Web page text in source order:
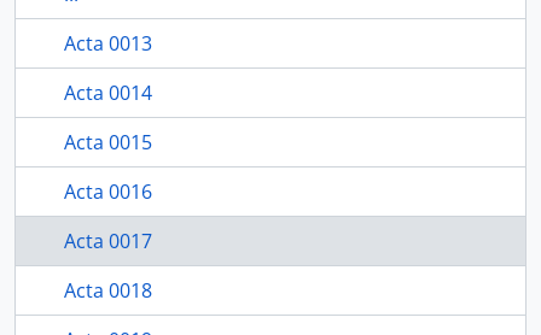
Acta 0013
Acta 0014
Acta 0015
Acta 0016
Acta 0017
Acta 0018